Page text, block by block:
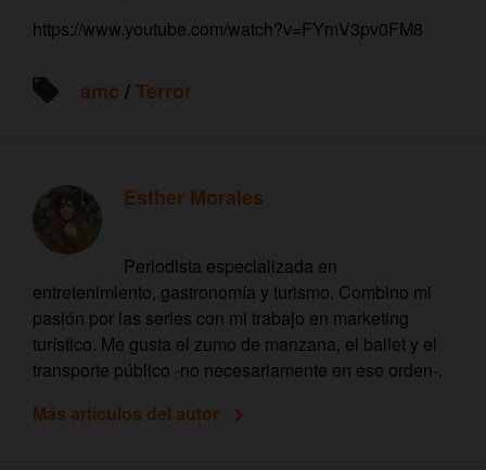
https://www.youtube.com/watch?v=FYmV3pv0FM8
amc /Terror
Esther Morales
Periodista especializada en
entretenimiento, gastronomía y turismo. Combino mi
pasión por las series con mi trabajo en marketing
turístico. Me gusta el zumo de manzana, el ballet y el
transporte público -no necesariamente en ese orden-.
Más artículos del autor